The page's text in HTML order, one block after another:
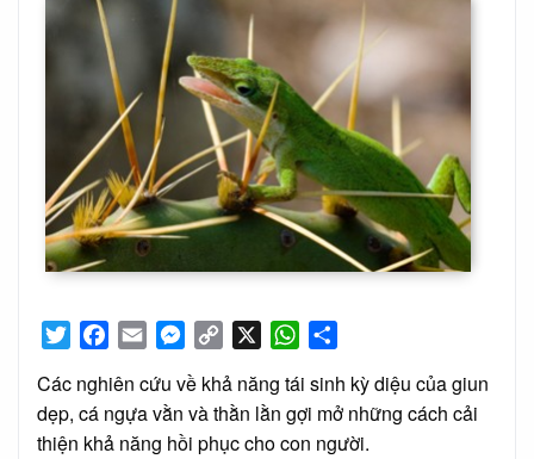
TwitterFacebook
Email Messenger
Copy
WhatsApp
Các nghiên cứu về khả năng tái sinh kỳ diệu của giun
dẹp, cá ngựa vằn và thằn lằn gợi mở những cách cải
thiện khả năng hồi phục cho con người.